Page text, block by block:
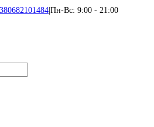
Пн-Вс: 9:00 - 21:00